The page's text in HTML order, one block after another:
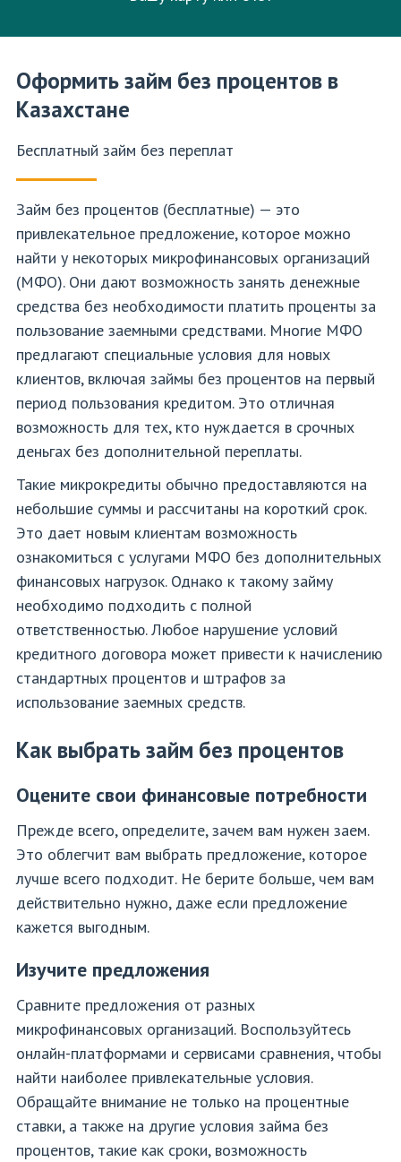
Оформить займ без процентов в
Казахстане
Бесплатный займ без переплат
Займ без процентов (бесплатные) — это
привлекательное предложение, которое можно
найти у некоторых микрофинансовых организаций
(МФО). Они дают возможность занять денежные
средства без необходимости платить проценты за
пользование заемными средствами. Многие МФО
предлагают специальные условия для новых
клиентов, включая займы без процентов на первый
период пользования кредитом. Это отличная
возможность для тех, кто нуждается в срочных
деньгах без дополнительной переплаты.
Такие микрокредиты обычно предоставляются на
небольшие суммы и рассчитаны на короткий срок.
Это дает новым клиентам возможность
ознакомиться с услугами МФО без дополнительных
финансовых нагрузок. Однако к такому займу
необходимо подходить с полной
ответственностью. Любое нарушение условий
кредитного договора может привести к начислению
стандартных процентов и штрафов за
использование заемных средств.
Как выбрать займ без процентов
Оцените свои финансовые потребности
Прежде всего, определите, зачем вам нужен заем.
Это облегчит вам выбрать предложение, которое
лучше всего подходит. Не берите больше, чем вам
действительно нужно, даже если предложение
кажется выгодным.
Изучите предложения
Сравните предложения от разных
микрофинансовых организаций. Воспользуйтесь
онлайн-платформами и сервисами сравнения, чтобы
найти наиболее привлекательные условия.
Обращайте внимание не только на процентные
ставки, а также на другие условия займа без
процентов, такие как сроки, возможность